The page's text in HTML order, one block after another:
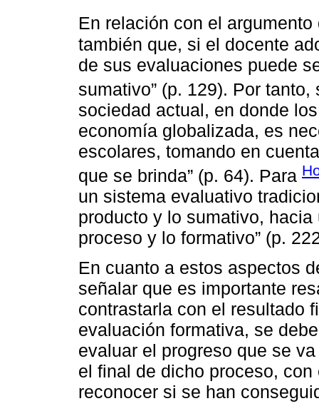
En relación con el
también que, si el docente
de sus evaluaciones puede
sumativo” (p. 129). Por
sociedad actual, en donde
economía globalizada, es
escolares, tomando en
que se brinda” (p. 64). Para
un sistema evaluativo
producto y lo sumativo,
proceso y lo formativo” (p.
En cuanto a estos aspectos
señalar que es importante
contrastarla con el resultado
evaluación formativa, se
evaluar el progreso que se
el final de dicho proceso,
reconocer si se han